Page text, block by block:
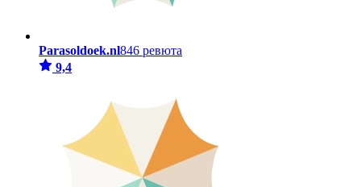
Parasoldoek.nl846 ревюта
9,4